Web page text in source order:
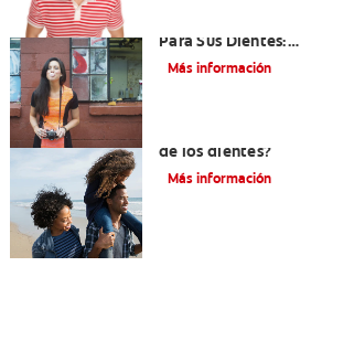
Para Sus Dientes:
¿Demasiado Bueno
Más información
de los dientes?
Más información